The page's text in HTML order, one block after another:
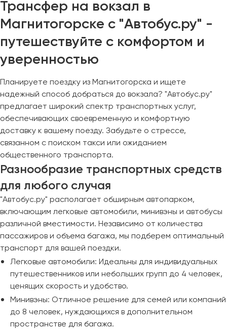
Трансфер на вокзал в
Магнитогорске с "Автобус.ру" -
путешествуйте с комфортом и
уверенностью
Планируете поездку из Магнитогорска и ищете
надежный способ добраться до вокзала? "Автобус.ру"
предлагает широкий спектр транспортных услуг,
обеспечивающих своевременную и комфортную
доставку к вашему поезду. Забудьте о стрессе,
связанном с поиском такси или ожиданием
общественного транспорта.
Разнообразие транспортных средств
для любого случая
"Автобус.ру" располагает обширным автопарком,
включающим легковые автомобили, минивэны и автобусы
различной вместимости. Независимо от количества
пассажиров и объема багажа, мы подберем оптимальный
транспорт для вашей поездки.
Легковые автомобили: Идеальны для индивидуальных
путешественников или небольших групп до 4 человек,
ценящих скорость и удобство.
Минивэны: Отличное решение для семей или компаний
до 8 человек, нуждающихся в дополнительном
пространстве для багажа.